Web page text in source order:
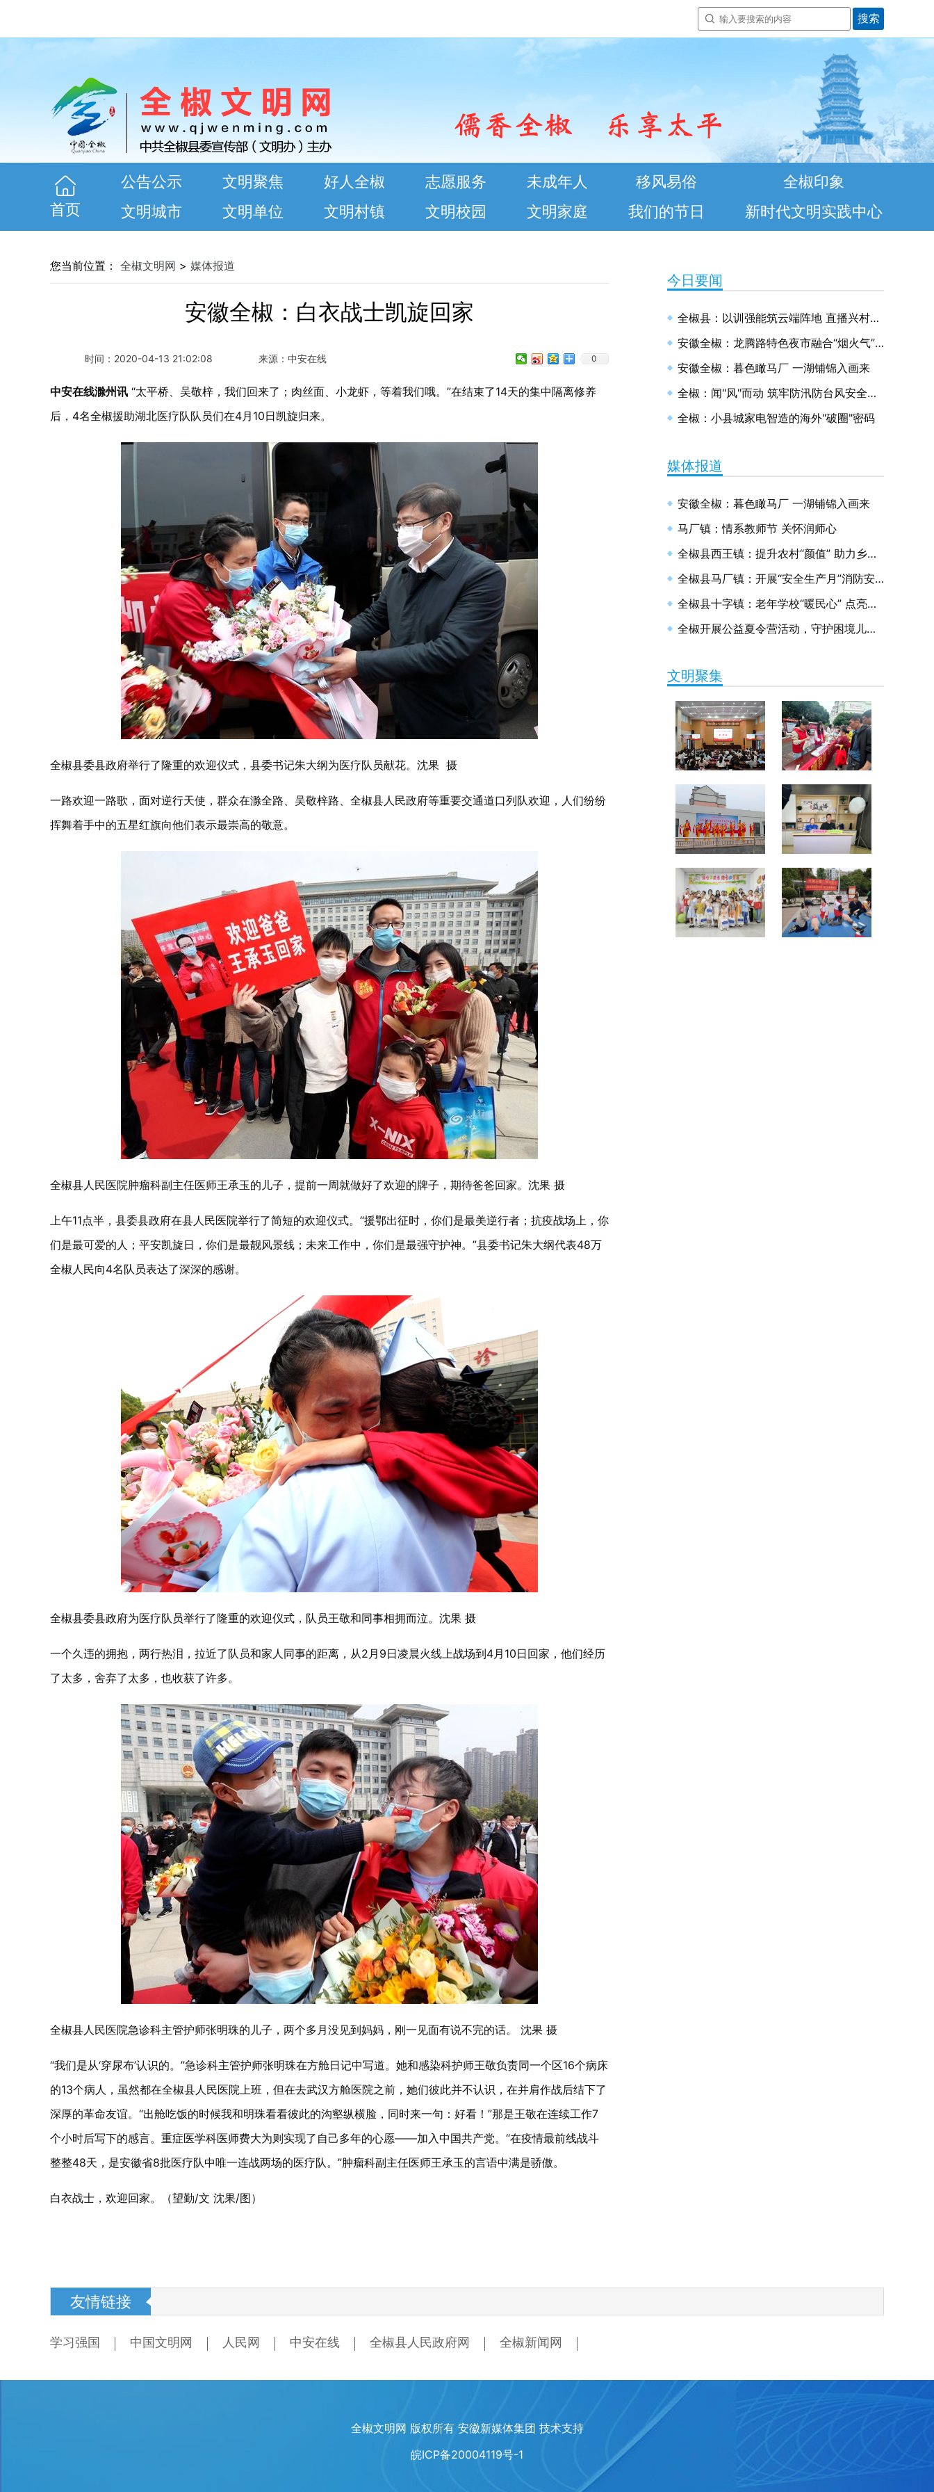
首页
公告公示
文明城市
文明聚焦
文明单位
好人全椒
文明村镇
志愿服务
文明校园
未成年人
文明家庭
移风易俗
我们的节日
全椒印象
新时代文明实践中心
您当前位置： 全椒文明网 > 媒体报道
安徽全椒：白衣战士凯旋回家
时间： 2020-04-13 21:02:08 来源： 中安在线 0
中安在线滁州讯 “太平桥、吴敬梓，我们回来了；肉丝面、小龙虾，等着我们哦。”在结束了14天的集中隔离修养
后，4名全椒援助湖北医疗队队员们在4月10日凯旋归来。
全椒县委县政府举行了隆重的欢迎仪式，县委书记朱大纲为医疗队员献花。沈果 摄
一路欢迎一路歌，面对逆行天使，群众在滁全路、吴敬梓路、全椒县人民政府等重要交通道口列队欢迎，人们纷纷
挥舞着手中的五星红旗向他们表示最崇高的敬意。
全椒县人民医院肿瘤科副主任医师王承玉的儿子，提前一周就做好了欢迎的牌子，期待爸爸回家。沈果 摄
上午11点半，县委县政府在县人民医院举行了简短的欢迎仪式。“援鄂出征时，你们是最美逆行者；抗疫战场上，你
们是最可爱的人；平安凯旋日，你们是最靓风景线；未来工作中，你们是最强守护神。”县委书记朱大纲代表48万
全椒人民向4名队员表达了深深的感谢。
全椒县委县政府为医疗队员举行了隆重的欢迎仪式，队员王敬和同事相拥而泣。沈果 摄
一个久违的拥抱，两行热泪，拉近了队员和家人同事的距离，从2月9日凌晨火线上战场到4月10日回家，他们经历
了太多，舍弃了太多，也收获了许多。
全椒县人民医院急诊科主管护师张明珠的儿子，两个多月没见到妈妈，刚一见面有说不完的话。 沈果 摄
“我们是从‘穿尿布’认识的。”急诊科主管护师张明珠在方舱日记中写道。她和感染科护师王敬负责同一个区16个病床
的13个病人，虽然都在全椒县人民医院上班，但在去武汉方舱医院之前，她们彼此并不认识，在并肩作战后结下了
深厚的革命友谊。“出舱吃饭的时候我和明珠看看彼此的沟壑纵横脸，同时来一句：好看！”那是王敬在连续工作7
个小时后写下的感言。重症医学科医师费大为则实现了自己多年的心愿——加入中国共产党。“在疫情最前线战斗
整整48天，是安徽省8批医疗队中唯一连战两场的医疗队。”肿瘤科副主任医师王承玉的言语中满是骄傲。
白衣战士，欢迎回家。（望勤/文 沈果/图）
今日要闻
全椒县：以训强能筑云端阵地 直播兴村绘和美画卷
安徽全椒：龙腾路特色夜市融合“烟火气”与“文明风”
安徽全椒：暮色瞰马厂 一湖铺锦入画来
全椒：闻"风"而动 筑牢防汛防台风安全防线
全椒：小县城家电智造的海外"破圈"密码
媒体报道
安徽全椒：暮色瞰马厂 一湖铺锦入画来
马厂镇：情系教师节 关怀润师心
全椒县西王镇：提升农村“颜值” 助力乡村振兴
全椒县马厂镇：开展“安全生产月”消防安全演练
全椒县十字镇：老年学校“暖民心” 点亮幸福“夕阳红”
全椒开展公益夏令营活动，守护困境儿童健康成长
文明聚集
友情链接
学习强国 中国文明网 人民网 中安在线 全椒县人民政府网 全椒新闻网
全椒文明网 版权所有 安徽新媒体集团 技术支持
皖ICP备20004119号-1